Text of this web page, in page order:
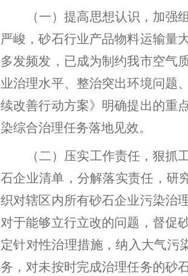
（一）提高思想认识 ， 加强
严峻 ，砂石行业产品物料运输量
多发频发 ， 已成为制约我市空气
业治理水平、整治突出环境问题
续改善行动方案》 明确提出的重
染综合治理任务落地见效。
（二）压实工作责任 ，狠抓
石企业清单 ， 分解落实责任 ，研
织对辖区内所有砂石企业污染治
对于能够立行立改的问题，督促
定针对性治理措施，纳入大气污
务 ， 对未按时完成治理任务的砂